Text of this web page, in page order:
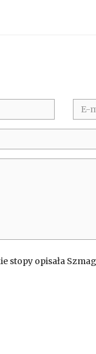
stopy opisała